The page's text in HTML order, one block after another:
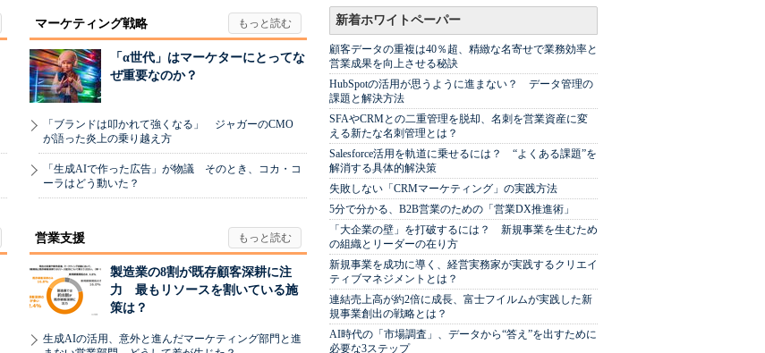
マーケティング戦略
「α世代」はマーケターにとってな
ぜ重要なのか？
「ブランドは叩かれて強くなる」 ジャガーのCMO
が語った炎上の乗り越え方
「生成AIで作った広告」が物議 そのとき、コカ・コ
ーラはどう動いた？
営業支援
製造業の8割が既存顧客深耕に注
力 最もリソースを割いている施
策は？
生成AIの活用、意外と進んだマーケティング部門と進
新着ホワイトペーパー
顧客データの重複は40％超、精緻な名寄せで業務効率と
営業成果を向上させる秘訣
HubSpotの活用が思うように進まない？ データ管理の
課題と解決方法
SFAやCRMとの二重管理を脱却、名刺を営業資産に変
える新たな名刺管理とは？
Salesforce活用を軌道に乗せるには？ “よくある課題”を
解消する具体的解決策
失敗しない「CRMマーケティング」の実践方法
5分で分かる、B2B営業のための「営業DX推進術」
「大企業の壁」を打破するには？ 新規事業を生むため
の組織とリーダーの在り方
新規事業を成功に導く、経営実務家が実践するクリエイ
ティブマネジメントとは？
連結売上高が約2倍に成長、富士フイルムが実践した新
規事業創出の戦略とは？
AI時代の「市場調査」、データから“答え”を出すために
必要な3ステップ